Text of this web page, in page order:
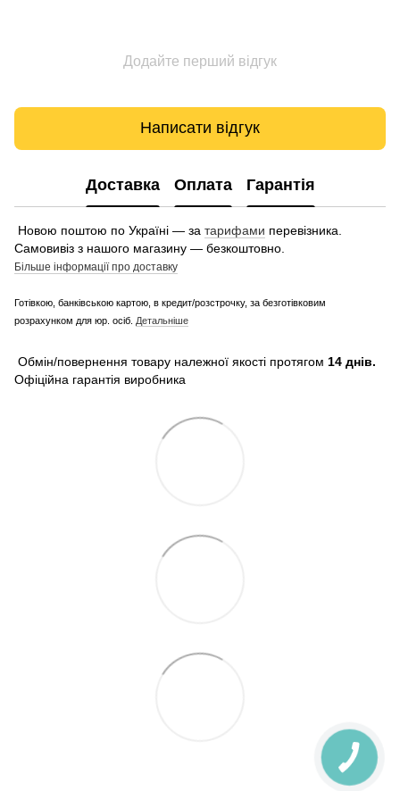
Додайте перший відгук
Написати відгук
Доставка Оплата Гарантія
Новою поштою по Україні — за тарифами перевізника.
Самовивіз з нашого магазину — безкоштовно.
Більше інформації про доставку
Готівкою, банківською картою, в кредит/розстрочку, за безготівковим
розрахунком для юр. осіб. Детальніше
Обмін/повернення товару належної якості протягом 14 днів.
Офіційна гарантія виробника